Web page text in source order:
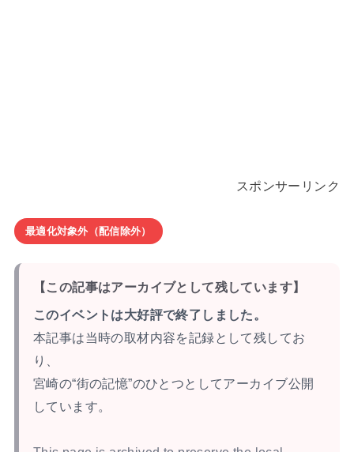
スポンサーリンク
最適化対象外（配信除外）
【この記事はアーカイブとして残しています】
このイベントは大好評で終了しました。
本記事は当時の取材内容を記録として残してお
り、
宮崎の“街の記憶”のひとつとしてアーカイブ公開
しています。